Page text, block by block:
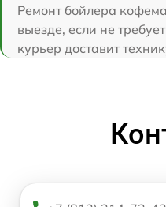
Ремонт бойлера
выезде, если не
курьер доставит